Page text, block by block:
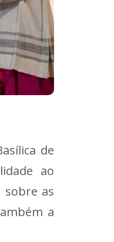
de
ao
sobre as
a